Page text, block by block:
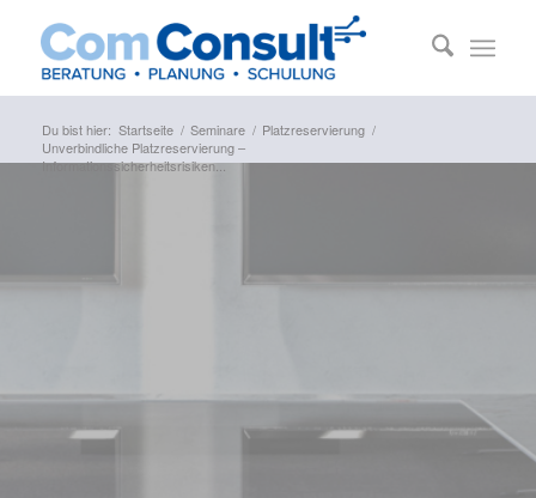
Du bist hier: Startseite / Seminare / Platzreservierung /
Unverbindliche Platzreservierung –
Informationssicherheitsrisiken...